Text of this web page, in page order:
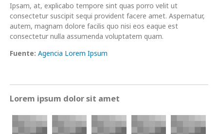
Ipsam, at, explicabo tempore sint quas porro velit ut
consectetur suscipit sequi provident facere amet. Aspernatur,
autem, magnam dolore facilis quo nisi eos eaque est
consectetur nulla assumenda voluptatem quam.
Fuente: Agencia Lorem Ipsum
Lorem ipsum dolor sit amet